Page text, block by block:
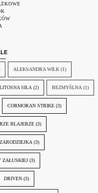
ALEKSANDRA WILK (1)
SIŁA (2) BEZMYŚLNA (1)
CORMORAN STRIKE (3)
BLAJERZE (3)
(3)
ZAŁUSKIEJ (3)
DRIVEN (3)